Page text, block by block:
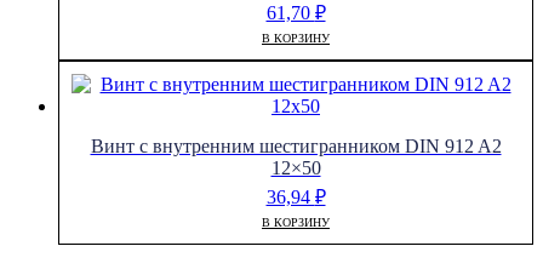
61,70 ₽
В КОРЗИНУ
Винт с внутренним шестигранником DIN 912 A2
12×50
36,94 ₽
В КОРЗИНУ